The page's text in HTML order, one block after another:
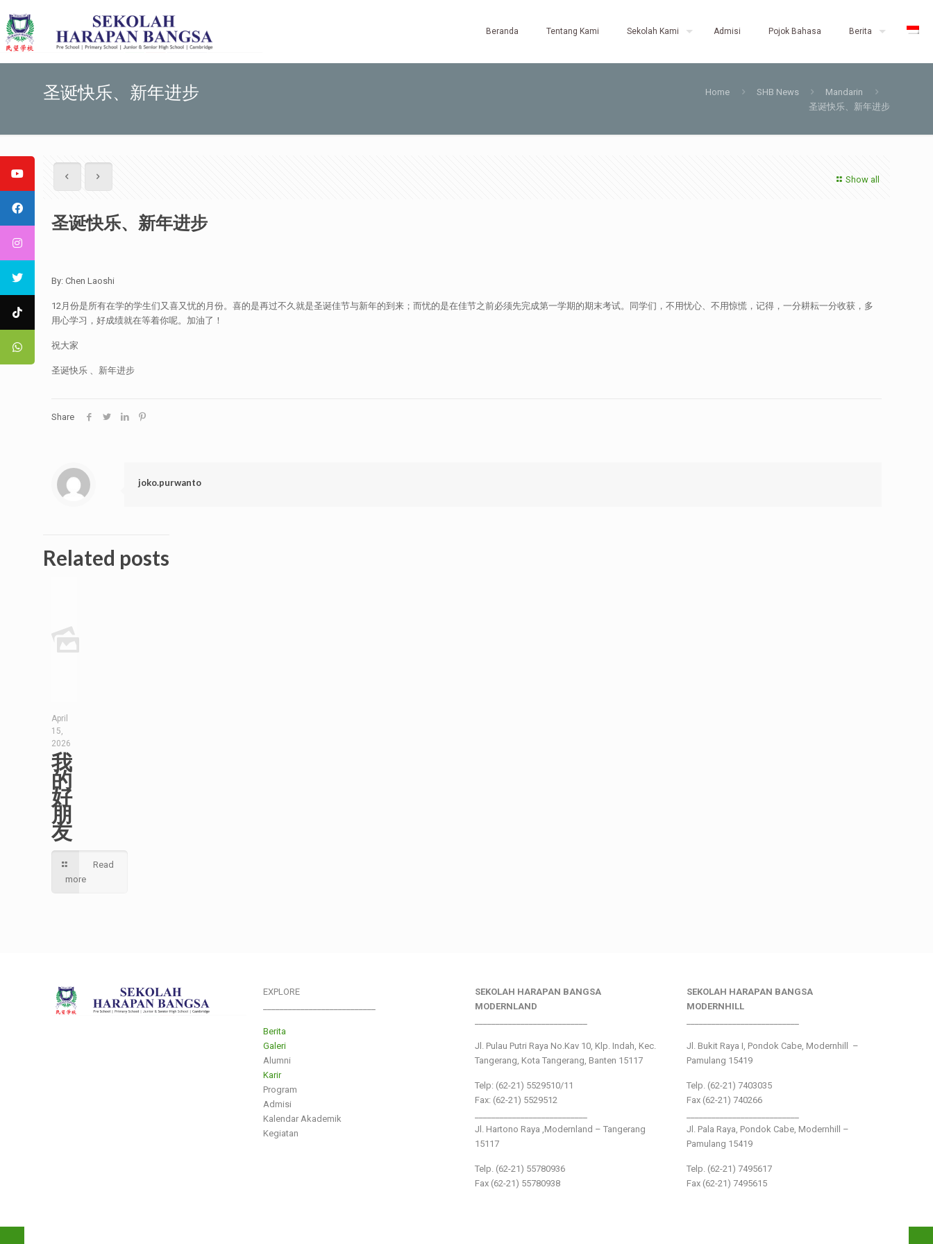
Beranda Tentang Kami Sekolah Kami Admisi Pojok Bahasa Berita
圣诞快乐、新年进步 Home SHB News
Mandarin
圣诞快乐、新年进步
Show all
圣诞快乐、新年进步
By: Chen Laoshi
12月份是所有在学的学生们又喜又忧的月份。喜的是再过不久就是圣诞佳节与新年的到来；而忧的是在佳节之前必须先完成第一学期的期末考试。同学们，不用忧心、不用惊慌，记得，一分耕耘一分收获，多
用心学习，好成绩就在等着你呢。加油了！
祝大家
圣诞快乐 、新年进步
Share
joko.purwanto
Related posts
April
15,
2026
我
的
好
朋
友
Read
more
EXPLORE
Berita
Galeri
Alumni
Karir
Program
Admisi
Kalendar Akademik
Kegiatan
SEKOLAH HARAPAN BANGSA
MODERNLAND
Jl. Pulau Putri Raya No.Kav 10, Klp. Indah, Kec.
Tangerang, Kota Tangerang, Banten 15117
Telp: (62-21) 5529510/11
Fax: (62-21) 5529512
Jl. Hartono Raya ,Modernland – Tangerang
15117
Telp. (62-21) 55780936
Fax (62-21) 55780938
SEKOLAH HARAPAN BANGSA
MODERNHILL
Jl. Bukit Raya I, Pondok Cabe, Modernhill –
Pamulang 15419
Telp. (62-21) 7403035
Fax (62-21) 740266
Jl. Pala Raya, Pondok Cabe, Modernhill –
Pamulang 15419
Telp. (62-21) 7495617
Fax (62-21) 7495615